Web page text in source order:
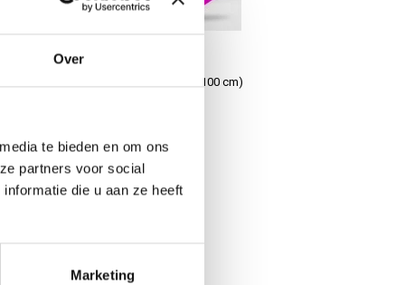
Over
te bieden en om ons
partners voor social
die u aan ze heeft
Marketing
afneemt
1200
een lichte glans.
levendige kleuren.
is mogelijk. Perfect
op 160 grams witte
B0 poster (140 x 100 cm)
€16,50